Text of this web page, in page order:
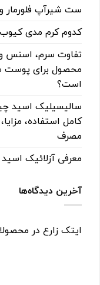
ست شیرآپ فلورمار
کدوم کرم مدی
تفاوت سرم، اسنس
محصول برای پوست
است؟
سالیسیلیک اسید
کامل استفاده،
مصرف
معرفی آزلائیک اسید ۱۰% آنوا
آخرین دیدگاه‌ها
ایتک زارع در